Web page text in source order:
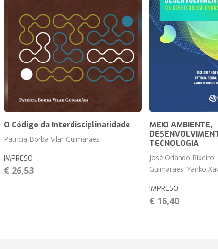
O Código da Interdisciplinaridade
Patrícia Borba Vilar Guimarães
IMPRESO
€ 26,53
MEIO‌ ‌AMBIENTE,‌
TECNOLOGIA
José Orlando
Guimaraes. Yanko
IMPRESO
€ 16,40